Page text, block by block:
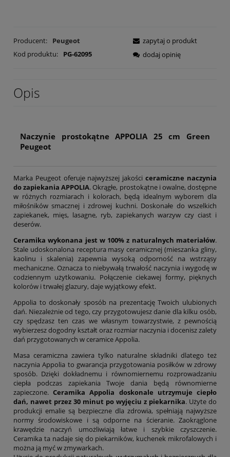
Producent:
Peugeot
Kod produktu:
PG-62095
zapytaj o produkt
dodaj opinię
Opis
Naczynie prostokątneAPPOLIA 25 cm Green
Peugeot
Marka Peugeot oferuje najwyższej jakościceramiczne naczynia
do zapiekania APPOLIA. Okrągłe, prostokątne i owalne, dostępne
w różnych rozmiarach i kolorach, będą idealnym wyborem dla
miłośników smacznej i zdrowej kuchni. Doskonałe do wszelkich
zapiekanek, mięs, lasagne, ryb, zapiekanych warzyw czy ciast i
deserów.
Ceramika wykonana jest w 100% z naturalnych materiałów.
Stale udoskonalona receptura masy ceramicznej (mieszanka gliny,
kaolinu i skalenia) zapewnia wysoką odporność na wstrząsy
mechaniczne. Oznacza to niebywałą trwałość naczynia i wygodę w
codziennym użytkowaniu. Połączenie ciekawej formy, pięknych
kolorów i trwałej glazury, daje wyjątkowy efekt.
Appolia to doskonały sposób na prezentację Twoich ulubionych
dań. Niezależnie od tego, czy przygotowujesz danie dla kilku osób,
czy spędzasz ten czas we własnym towarzystwie, z pewnością
wybierzesz dogodny kształt oraz rozmiar naczynia i docenisz zalety
dań przygotowanych w ceramice Appolia.
Masa ceramiczna zawiera tylko naturalne składniki dlatego też
naczynia Appolia to gwarancja przygotowania posiłków w zdrowy
sposób. Dzięki dokładnemu i równomiernemu rozprowadzaniu
ciepła podczas zapiekania Twoje dania będą równomierne
zapieczone.Ceramika Appolia doskonale utrzymuje ciepło
dań, nawet przez 30 minut po wyjęciu z piekarnika. Użyte do
produkcji emalie są bezpieczne dla zdrowia, spełniają najwyższe
normy środowiskowe i są odporne na ścieranie. Zaokrąglone
krawędzie naczyń umożliwiają łatwe i szybkie czyszczenie.
Ceramika ta nadaje się do piekarników, kuchenek mikrofalowych i
można ją myć w zmywarkach.